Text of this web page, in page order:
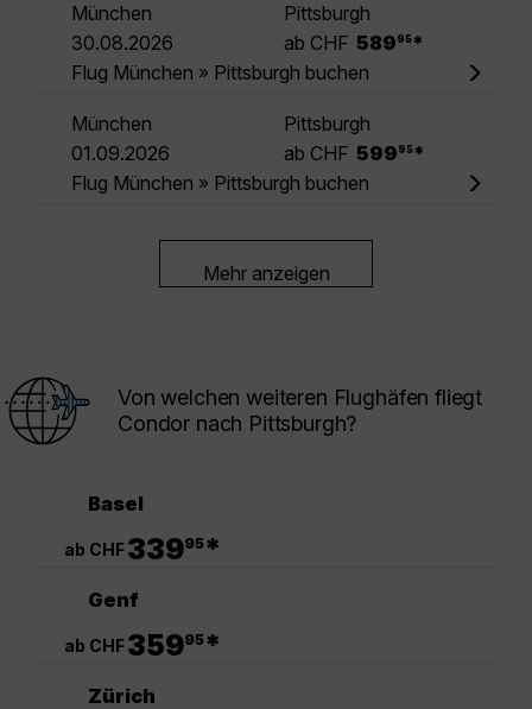
München
Pittsburgh
30.08.2026
ab CHF 589 95 *
Flug München » Pittsburgh buchen
München
Pittsburgh
01.09.2026
ab CHF 599 95 *
Flug München » Pittsburgh buchen
Mehr anzeigen
Von welchen weiteren Flughäfen fliegt
Condor nach Pittsburgh?
Basel
ab CHF33995*
Genf
ab CHF35995*
Zürich